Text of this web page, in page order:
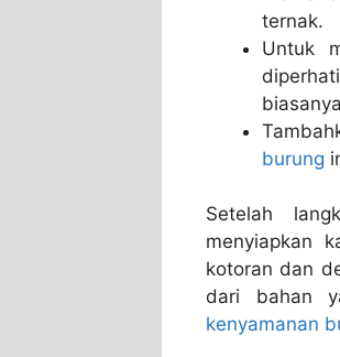
ternak.
Untuk
burung
Setelah
menyiapkan
kotoran dan
dari bahan
kenyamanan